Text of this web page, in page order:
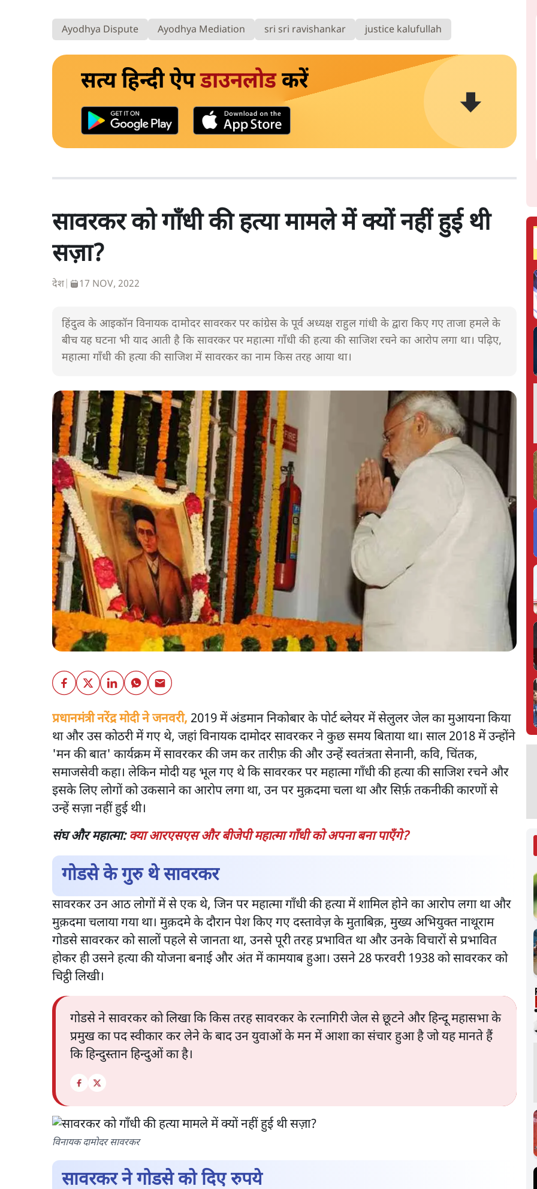
Ayodhya Dispute Ayodhya Mediation sri sri ravishankar justice kalufullah
सत्य हिन्दी ऐपडाउनलोडकरें
सावरकर को गाँधी की हत्या मामले में क्यों नहीं हुई थी
सज़ा?
देश 17 NOV, 2022
हिंदुत्व के आइकॉन विनायक दामोदर सावरकर पर कांग्रेस के पूर्व अध्यक्ष राहुल गांधी के द्वारा किए गए ताजा हमले के
बीच यह घटना भी याद आती है कि सावरकर पर महात्मा गाँधी की हत्या की साजिश रचने का आरोप लगा था। पढ़िए,
महात्मा गाँधी की हत्या की साजिश में सावरकर का नाम किस तरह आया था।
प्रधानमंत्री नरेंद्र मोदी ने जनवरी, 2019 में अंडमान निकोबार के पोर्ट ब्लेयर में सेलुलर जेल का मुआयना किया
था और उस कोठरी में गए थे, जहां विनायक दामोदर सावरकर ने कुछ समय बिताया था। साल 2018 में उन्होंने
'मन की बात' कार्यक्रम में सावरकर की जम कर तारीफ़ की और उन्हें स्वतंत्रता सेनानी, कवि, चिंतक,
समाजसेवी कहा। लेकिन मोदी यह भूल गए थे कि सावरकर पर महात्मा गाँधी की हत्या की साजिश रचने और
इसके लिए लोगों को उकसाने का आरोप लगा था, उन पर मुक़दमा चला था और सिर्फ़ तकनीकी कारणों से
उन्हें सज़ा नहीं हुई थी।
संघ और महात्मा:क्या आरएसएस और बीजेपी महात्मा गाँधी को अपना बना पाएँगे?
गोडसे के गुरु थे सावरकर
सावरकर उन आठ लोगों में से एक थे, जिन पर महात्मा गाँधी की हत्या में शामिल होने का आरोप लगा था और
मुक़दमा चलाया गया था। मुक़दमे के दौरान पेश किए गए दस्तावेज़ के मुताबिक़, मुख्य अभियुक्त नाथूराम
गोडसे सावरकर को सालों पहले से जानता था, उनसे पूरी तरह प्रभावित था और उनके विचारों से प्रभावित
होकर ही उसने हत्या की योजना बनाई और अंत में कामयाब हुआ। उसने 28 फरवरी 1938 को सावरकर को
चिट्ठी लिखी।
गोडसे ने सावरकर को लिखा कि किस तरह सावरकर के रत्नागिरी जेल से छूटने और हिन्दू महासभा के
प्रमुख का पद स्वीकार कर लेने के बाद उन युवाओं के मन में आशा का संचार हुआ है जो यह मानते हैं
कि हिन्दुस्तान हिन्दुओं का है।
विनायक दामोदर सावरकर
सावरकर ने गोडसे को दिए रुपये